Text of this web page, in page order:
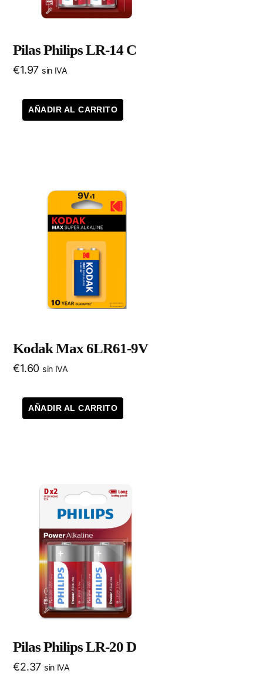
Pilas Philips LR-14 C
€1.97 sin IVA
AÑADIR AL CARRITO
Kodak Max 6LR61-9V
€1.60 sin IVA
AÑADIR AL CARRITO
Pilas Philips LR-20 D
€2.37 sin IVA